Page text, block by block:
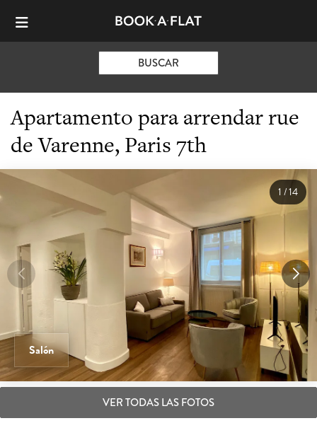
BUSCAR
Apartamento para arrendar rue
de Varenne, Paris 7th
Salón
1/14
VER TODAS LAS FOTOS